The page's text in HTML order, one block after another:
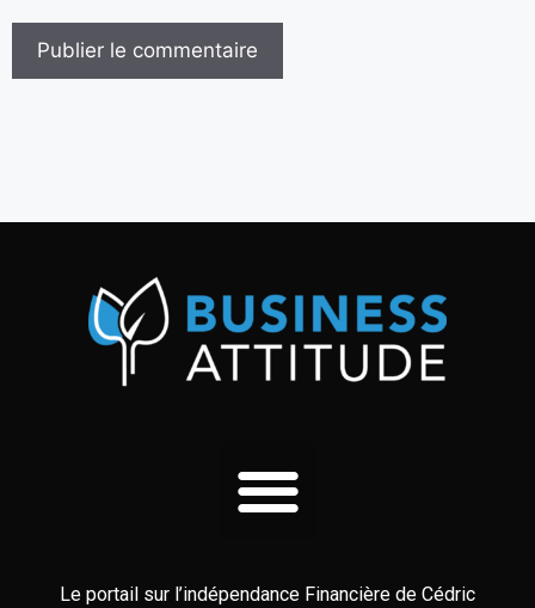
Le portail sur l’indépendance Financière de Cédric